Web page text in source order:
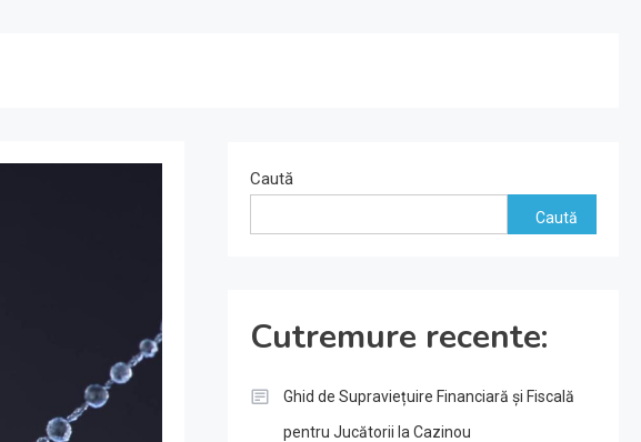
Caută
Caută
Cutremure recente:
Ghid de Supraviețuire Financiară și Fiscală
pentru Jucătorii la Cazinou